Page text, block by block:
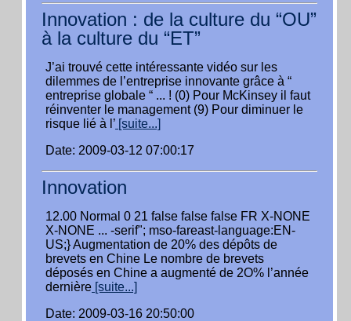
Innovation : de la culture du “OU”
à la culture du “ET”
J’ai trouvé cette intéressante vidéo sur les
dilemmes de l’entreprise innovante grâce à “
entreprise globale “ ... ! (0) Pour McKinsey il faut
réinventer le management (9) Pour diminuer le
risque lié à l’ [suite...]
Date: 2009-03-12 07:00:17
Innovation
12.00 Normal 0 21 false false false FR X-NONE
X-NONE ... -serif"; mso-fareast-language:EN-
US;} Augmentation de 20% des dépôts de
brevets en Chine Le nombre de brevets
déposés en Chine a augmenté de 2O% l’année
dernière [suite...]
Date: 2009-03-16 20:50:00